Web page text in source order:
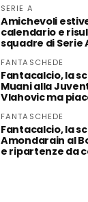
SERIE A
Amichevoli
calendario e
squadre di Serie
FANTASCHEDE
Fantacalcio, la
Muani alla
Vlahovic ma
FANTASCHEDE
Fantacalcio, la
Amondarain al
e ripartenze da